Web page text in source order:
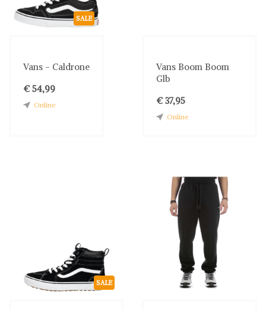
SALE
Vans - Caldrone
€ 54,99
Online
Vans Boom Boom
Glb
€ 37,95
Online
SALE